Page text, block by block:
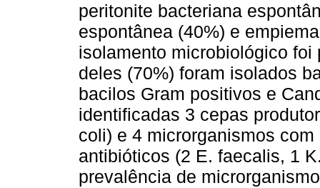
peritonite bacteriana
espontânea (40%) e
isolamento microbiológico
deles (70%) foram isolados
bacilos Gram positivos e
identificadas 3 cepas
coli) e 4 microrganismos
antibióticos (2 E. faecalis, 1
prevalência de